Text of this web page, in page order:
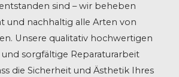
sind – wir beheben
und nachhaltig alle Arten von
Unsere qualitativ hochwertigen
und sorgfältige Reparaturarbeit
die Sicherheit und Ästhetik Ihres